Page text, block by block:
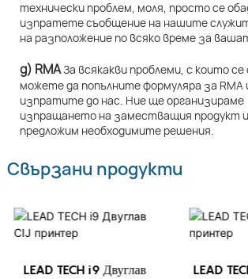
технически проблем, моля, просто се
изпратете съобщение на нашите
на разположение по всяко време за
д) RMAЗа всякакви проблеми, с които се
можете да попълните формуляра за RMA
изпратите до нас. Ние ще организираме
изпращането на заместващия продукт
предложим необходимите решения.
Свързани продукти
LEAD TECH i9 Двуглав
LEAD